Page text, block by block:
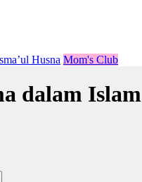
Husna Mom's Club
dalam Islam